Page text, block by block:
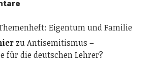
Eigentum und Familie
zuAntisemitismus –
für die deutschen Lehrer?